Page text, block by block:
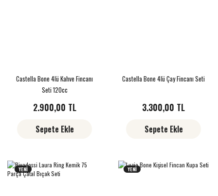
Castella Bone 4lü Kahve Fincanı
Seti 120cc
2.900,00 TL
Sepete Ekle
Castella Bone 4lü Çay Fincanı Seti
3.300,00 TL
Sepete Ekle
YENİ YENİ